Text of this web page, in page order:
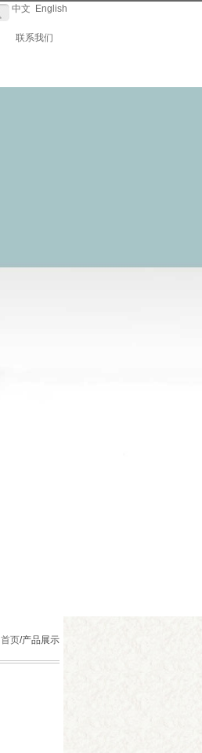
中文 English
联系我们
首页/产品展示